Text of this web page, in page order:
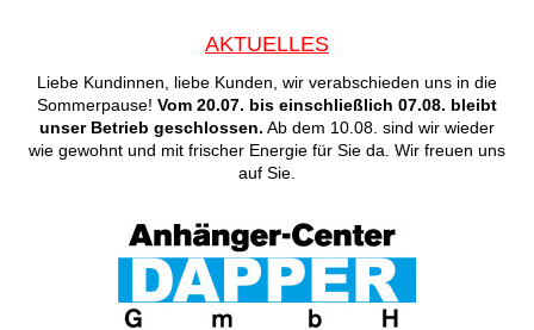
AKTUELLES
Liebe Kundinnen, liebe Kunden, wir verabschieden uns in die
Sommerpause! Vom 20.07. bis einschließlich 07.08. bleibt
unser Betrieb geschlossen. Ab dem 10.08. sind wir wieder
wie gewohnt und mit frischer Energie für Sie da. Wir freuen uns
auf Sie.